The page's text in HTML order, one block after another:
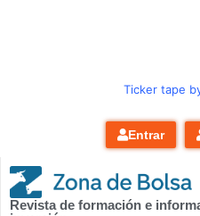
Ticker tape
Entrar
Revista de formación e